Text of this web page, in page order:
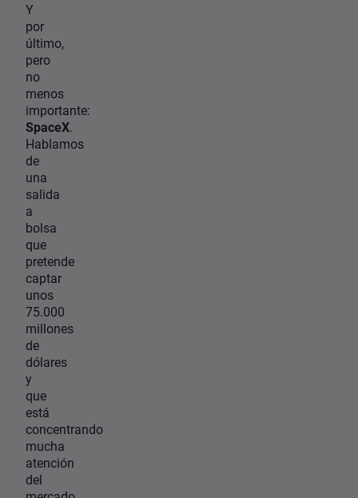
Y
por
último,
pero
no
menos
importante:
SpaceX.
Hablamos
de
una
salida
a
bolsa
que
pretende
captar
unos
75.000
millones
de
dólares
y
que
está
concentrando
mucha
atención
del